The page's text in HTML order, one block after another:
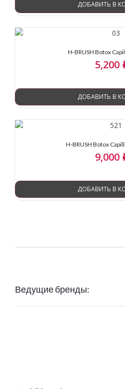
ДОБАВИТЬ В
H-BRUSH Botox
5,200
ДОБАВИТЬ В
H-BRUSH Botox
9,000
ДОБАВИТЬ В
Ведущие бренды: